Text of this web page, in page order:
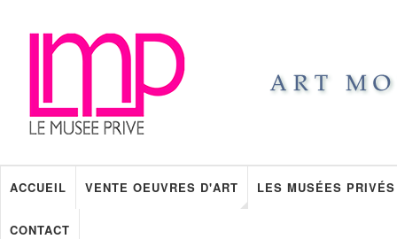
ACCUEIL VENTE OEUVRES D'ART LES MUSÉES PRIVÉS
CONTACT